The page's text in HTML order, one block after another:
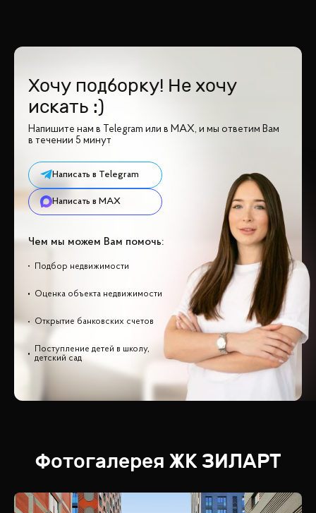
Хочу подборку! Не хочу
искать :)
Напишите нам в Telegram или в MAX, и мы ответим Вам
в течении 5 минут
Написать в Telegram
Написать в MAX
Чем мы можем Вам помочь:
Подбор недвижимости
Оценка объекта недвижимости
Открытие банковских счетов
Поступление детей в школу,
детский сад
Фотогалерея ЖК ЗИЛАРТ